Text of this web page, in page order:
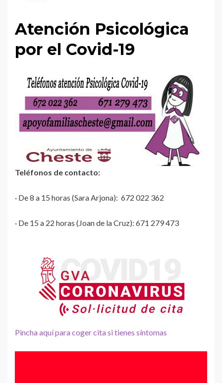
Atención Psicológica
por el Covid-19
Teléfonos de contacto:
· De 8 a 15 horas (Sara Arjona): 672 022 362
· De 15 a 22 horas (Joan de la Cruz): 671 279 473
Pincha aquí para coger cita si tienes síntomas